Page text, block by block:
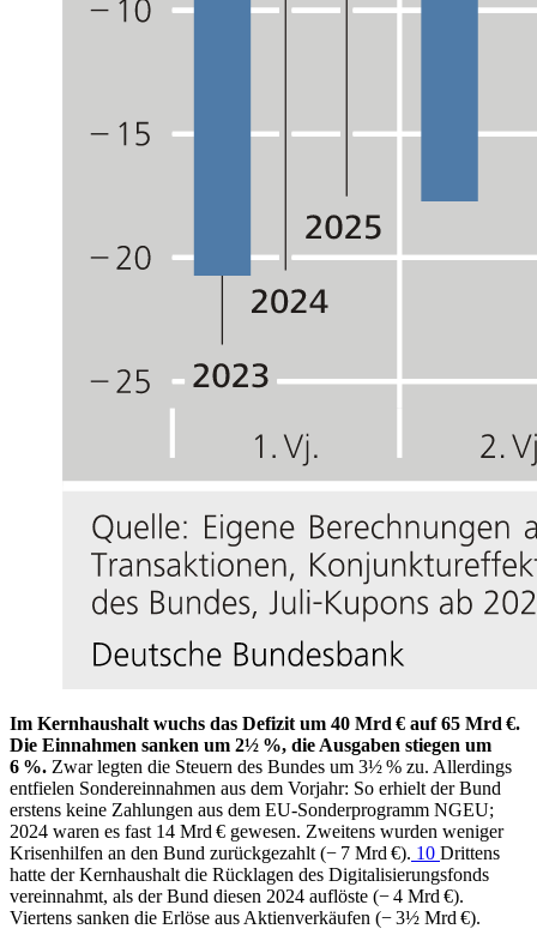
Im Kernhaushalt wuchs das Defizit um 40 Mrd € auf 65 Mrd €.
Die Einnahmen sanken um 2½ %, die Ausgaben stiegen um
6 %. Zwar legten die Steuern des Bundes um 3½ % zu. Allerdings
entfielen Sondereinnahmen aus dem Vorjahr: So erhielt der Bund
erstens keine Zahlungen aus dem EU-Sonderprogramm NGEU;
2024 waren es fast 14 Mrd € gewesen. Zweitens wurden weniger
Krisenhilfen an den Bund zurückgezahlt (−⁠ 7 Mrd €). 10 Drittens
hatte der Kernhaushalt die Rücklagen des Digitalisierungsfonds
vereinnahmt, als der Bund diesen 2024 auflöste (−⁠ 4 Mrd €).
Viertens sanken die Erlöse aus Aktienverkäufen (−⁠ 3½ Mrd €).